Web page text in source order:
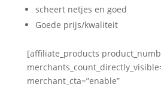
scheert netjes en goed
Goede prijs/kwaliteit
[affiliate_products
merchant_cta=”enable”